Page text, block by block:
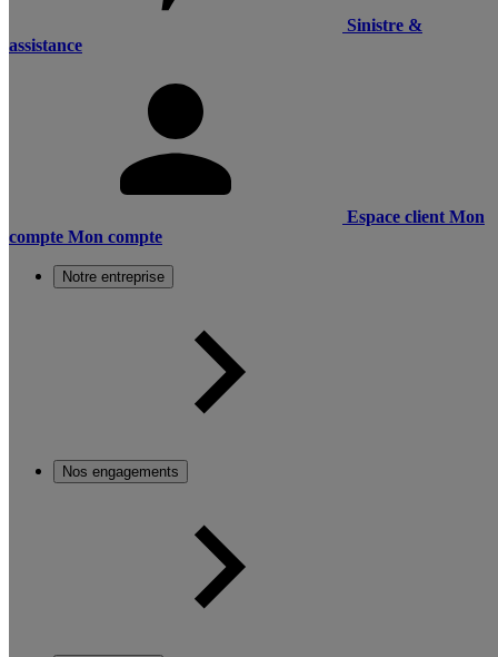
Sinistre &
assistance
Espace client Mon
compte Mon compte
Notre entreprise
Nos engagements